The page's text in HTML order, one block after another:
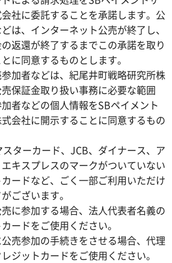
社に委託することを承諾します。公
は、インターネット公売が終了し、
返還が終了するまでこの承諾を取り
に同意するものとします。
加者などは、紀尾井町戦略研究所株
保証金取り扱い事務に必要な範囲
者などの個人情報をSBペイメント
会社に開示することに同意するもの
ターカード、JCB、ダイナース、ア
エキスプレスのマークがついていない
ードなど、ごく一部ご利用いただけ
ございます。
に参加する場合、法人代表者名義の
ードをご使用ください。
売参加の手続きをさせる場合、代理
ジットカードをご使用ください。